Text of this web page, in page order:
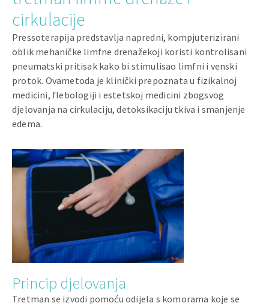
cirkulacije
Pressoterapija predstavlja napredni, kompjuterizirani
oblik mehaničke limfne drenažekoji koristi kontrolisani
pneumatski pritisak kako bi stimulisao limfni i venski
protok. Ovametoda je klinički prepoznata u fizikalnoj
medicini, flebologiji i estetskoj medicini zbogsvog
djelovanja na cirkulaciju, detoksikaciju tkiva i smanjenje
edema.
Princip djelovanja
Tretman se izvodi pomoću odijela s komorama koje se